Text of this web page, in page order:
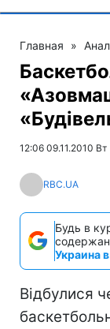
Главная »
12:06 09.11.2010 Вт
RBC.UA
Будь в
Украина
Відбулися